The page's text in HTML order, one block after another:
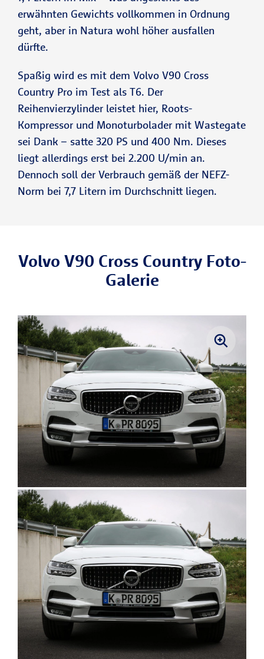
erwähnten Gewichts vollkommen in Ordnung
geht, aber in Natura wohl höher ausfallen
dürfte.
Spaßig wird es mit dem Volvo V90 Cross
Country Pro im Test als T6. Der
Reihenvierzylinder leistet hier, Roots-
Kompressor und Monoturbolader mit Wastegate
sei Dank – satte 320 PS und 400 Nm. Dieses
liegt allerdings erst bei 2.200 U/min an.
Dennoch soll der Verbrauch gemäß der NEFZ-
Norm bei 7,7 Litern im Durchschnitt liegen.
Volvo V90 Cross Country Foto-
Galerie